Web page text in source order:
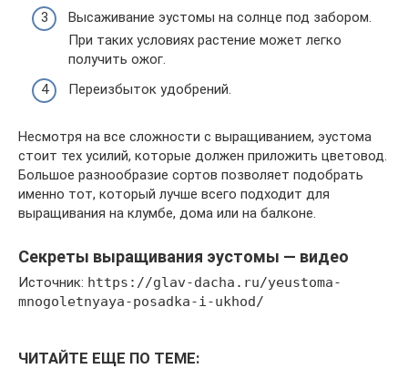
Высаживание эустомы на солнце под забором.
При таких условиях растение может легко
получить ожог.
Переизбыток удобрений.
Несмотря на все сложности с выращиванием, эустома
стоит тех усилий, которые должен приложить цветовод.
Большое разнообразие сортов позволяет подобрать
именно тот, который лучше всего подходит для
выращивания на клумбе, дома или на балконе.
Секреты выращивания эустомы — видео
Источник: https://glav-dacha.ru/yeustoma-
mnogoletnyaya-posadka-i-ukhod/
ЧИТАЙТЕ ЕЩЕ ПО ТЕМЕ: